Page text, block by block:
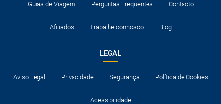
Guias de Viagem Perguntas Frequentes Contacto
Afiliados Trabalhe connosco Blog
LEGAL
Aviso Legal Privacidade Segurança Política de Cookies
Acessibilidade